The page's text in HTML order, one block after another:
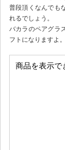
普段頂くなんでも
れるでしょう。
バカラのペアグラ
フトになりますよ。